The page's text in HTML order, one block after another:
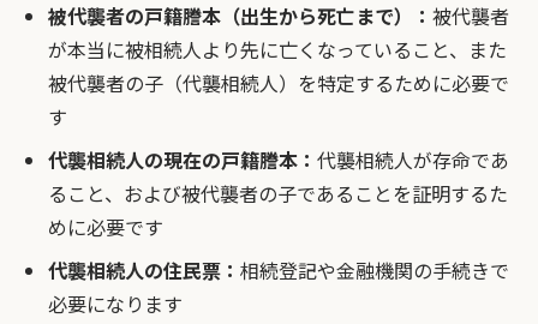
被代襲者の戸籍謄本（出生から死亡まで）： 被代襲者
が本当に被相続人より先に亡くなっていること、また
被代襲者の子（代襲相続人）を特定するために必要で
す
代襲相続人の現在の戸籍謄本： 代襲相続人が存命であ
ること、および被代襲者の子であることを証明するた
めに必要です
代襲相続人の住民票： 相続登記や金融機関の手続きで
必要になります